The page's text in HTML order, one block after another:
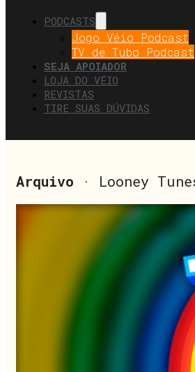
PODCASTS
Jogo Véio Podcast
TV de Tubo Podcast
SEJA APOIADOR
LOJA DO VÉIO
REVISTAS
TIRE SUAS DÚVIDAS
Arquivo · Looney